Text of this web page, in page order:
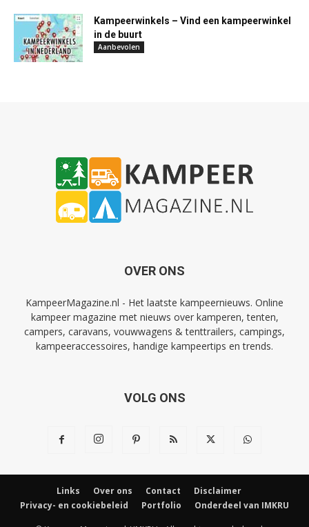
Kampeerwinkels – Vind een kampeerwinkel
in de buurt
Aanbevolen
OVER ONS
KampeerMagazine.nl - Het laatste kampeernieuws. Online
kampeer magazine met nieuws over kamperen, tenten,
campers, caravans, vouwwagens & tenttrailers, campings,
kampeeraccessoires, handige kampeertips en trends.
VOLG ONS
Links Over ons Contact
Disclaimer
Privacy- en cookiebeleid
Portfolio Onderdeel van IMKRU